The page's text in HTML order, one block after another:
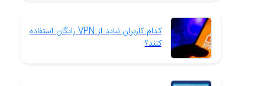
کدام کاربران نباید از VPN رایگان استفاده
کنند؟